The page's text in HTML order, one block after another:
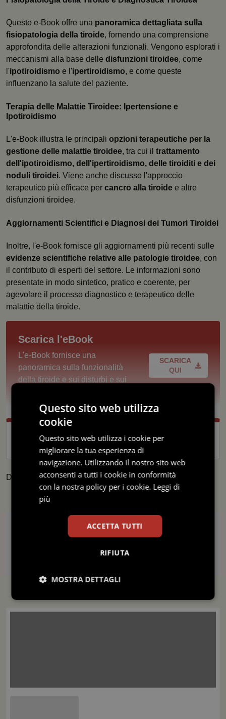
Questo e-Book offre una panoramica dettagliata sulla
fisiopatologia della tiroide, fornendo una comprensione
approfondita delle alterazioni funzionali. Vengono esplorati i
meccanismi alla base delle disfunzioni tiroidee, come
l'ipotiroidismo e l'ipertiroidismo, e come queste
influenzano la salute del paziente.
Terapia delle Malattie Tiroidee: Ipertensione e
Ipotiroidismo
L'e-Book illustra le principali opzioni terapeutiche per la
gestione delle malattie tiroidee, tra cui il trattamento
dell'ipotiroidismo, dell'ipertiroidismo, delle tiroiditi e dei
noduli tiroidei. Viene anche discusso l'approccio
terapeutico più efficace per cancro alla tiroide e altre
disfunzioni tiroidee.
Aggiornamenti Scientifici e Diagnosi dei Tumori Tiroidei
Inoltre, l'e-Book fornisce gli aggiornamenti più recenti sulle
evidenze scientifiche relative alle patologie tiroidee, con
il contributo di esperti del settore. Le informazioni sono
presentate in modo sintetico, pratico e coerente, per
agevolare il processo diagnostico e terapeutico delle
malattie della tiroide.
Scarica l'eBook
L'e-Book fornisce una
panoramica sulla funzionalità
della tiroide e sui disturbi e sui
SCARICA
QUI
Di:
Dettagli del Corso
Gli ultimi E-Book
Acido o base? L'equilibrio vitale per l'uomo – 5 ECM
Il farmacista del domani: sfide e opportunità
Questo sito web utilizza
cookie
Questo sito web utilizza i cookie per
migliorare la tua esperienza di
navigazione. Utilizzando il nostro sito web
acconsenti a tutti i cookie in conformità
con la nostra policy per i cookie. Leggi di
più
ACCETTA TUTTI
RIFIUTA
MOSTRA DETTAGLI
Necessari Statistici Marketing